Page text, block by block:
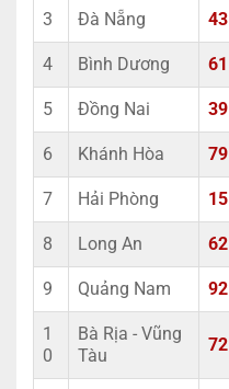
3 Đà Nẵng 43
4 Bình Dương 61
5 Đồng Nai 39
6 Khánh Hòa 79
7 Hải Phòng 15
8 Long An 62
9 Quảng Nam 92
1
0
Bà Rịa - Vũng
Tàu
72